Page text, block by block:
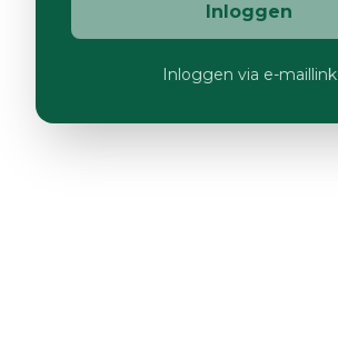
Inloggen
Inloggen via e-maillink